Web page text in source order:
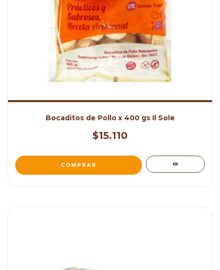
Bocaditos de Pollo x 400 gs Il Sole
$15.110